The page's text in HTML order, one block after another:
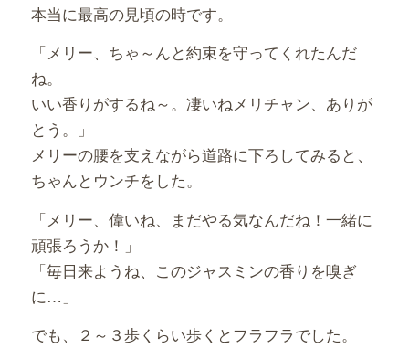
本当に最高の見頃の時です。
「メリー、ちゃ～んと約束を守ってくれたんだ
ね。
いい香りがするね～。凄いねメリチャン、ありが
とう。」
メリーの腰を支えながら道路に下ろしてみると、
ちゃんとウンチをした。
「メリー、偉いね、まだやる気なんだね！一緒に
頑張ろうか！」
「毎日来ようね、このジャスミンの香りを嗅ぎ
に…」
でも、２～３歩くらい歩くとフラフラでした。